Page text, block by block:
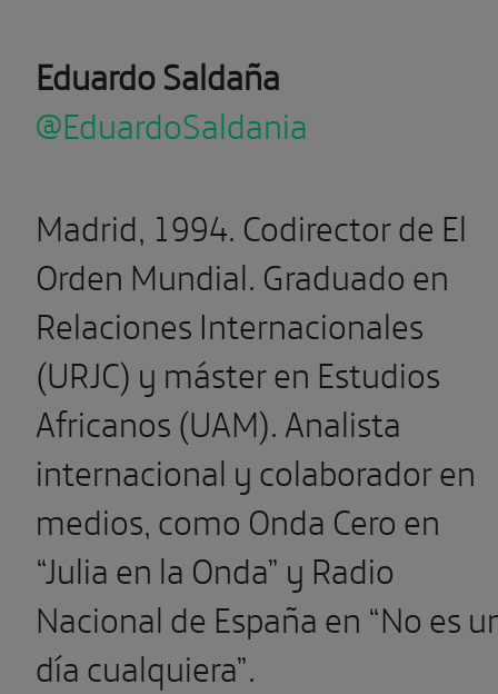
Eduardo Saldaña
@EduardoSaldania
Madrid, 1994. Codirector de El
Orden Mundial. Graduado en
Relaciones Internacionales
(URJC) y máster en Estudios
Africanos (UAM). Analista
internacional y colaborador en
medios, como Onda Cero en
“Julia en la Onda” y Radio
Nacional de España en “No es
día cualquiera”.